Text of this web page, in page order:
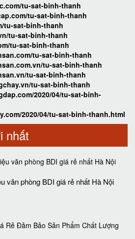
tu-sat-binh-thanh
tu-sat-binh-thanh
tu-sat-binh-thanh
tu-sat-binh-thanh
tu-sat-binh-thanh
tu-sat-binh-thanh
tu-sat-binh-thanh
tu-sat-binh-thanh
tu-sat-binh-thanh
2020/04/tu-sat-binh-
2020/04/tu-sat-binh-thanh.html
nhất
văn phòng BDI giá rẻ nhất Hà Nội